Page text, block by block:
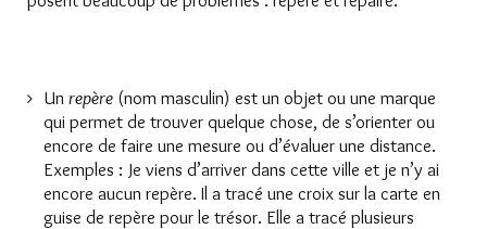
Un repère (nom masculin) est un objet ou une marque
qui permet de trouver quelque chose, de s’orienter ou
encore de faire une mesure ou d’évaluer une distance.
Exemples : Je viens d’arriver dans cette ville et je n’y ai
encore aucun repère. Il a tracé une croix sur la carte en
guise de repère pour le trésor. Elle a tracé plusieurs